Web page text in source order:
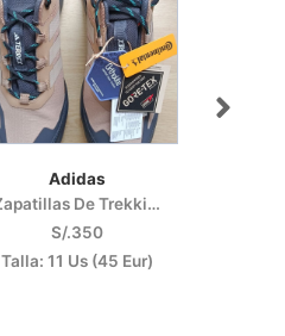
Adidas
Zapatillas De Trekking
S/.350
Talla: 11 Us (45 Eur)